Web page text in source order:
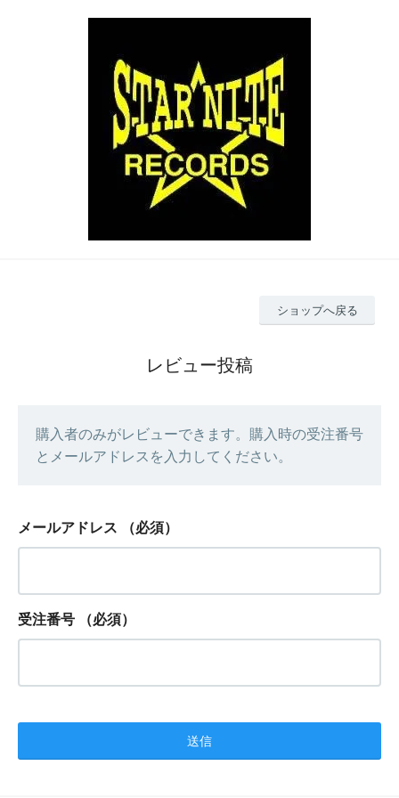
ショップへ戻る
レビュー投稿
購入者のみがレビューできます。購入時の受注番号
とメールアドレスを入力してください。
メールアドレス （必須）
受注番号 （必須）